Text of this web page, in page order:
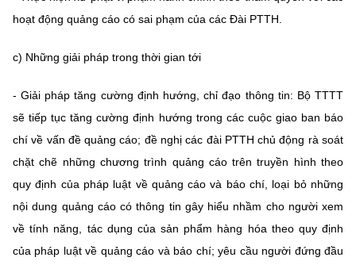
hoạt động quảng cáo có sai phạm của các Đài PTTH.
c) Những giải pháp trong thời gian tới
- Giải pháp tăng cường định hướng, chỉ đạo thông tin: Bộ TTTT
sẽ tiếp tục tăng cường định hướng trong các cuộc giao ban báo
chí về vấn đề quảng cáo; đề nghị các đài PTTH chủ động rà soát
chặt chẽ những chương trình quảng cáo trên truyền hình theo
quy định của pháp luật về quảng cáo và báo chí, loại bỏ những
nội dung quảng cáo có thông tin gây hiểu nhầm cho người xem
về tính năng, tác dụng của sản phẩm hàng hóa theo quy định
của pháp luật về quảng cáo và báo chí; yêu cầu người đứng đầu